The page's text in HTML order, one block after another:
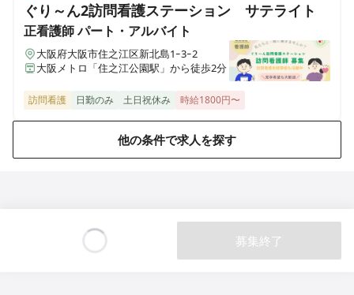
ぐり～ん2訪問看護ステーション サテライト
正看護師パート・アルバイト
大阪府大阪市住之江区新北島1ｰ3ｰ2
大阪メトロ「住之江公園駅」から徒歩2分
訪問看護 日勤のみ 土日祝休み 時給1800円〜
他の条件で求人を探す
募集終了